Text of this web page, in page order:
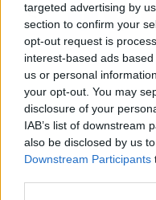
targeted advertising by
section to confirm your
opt-out request is
interest-based ads
us or personal
your opt-out. You may
disclosure of your
IAB’s list of downstream
also be disclosed by us
Downstream Participants